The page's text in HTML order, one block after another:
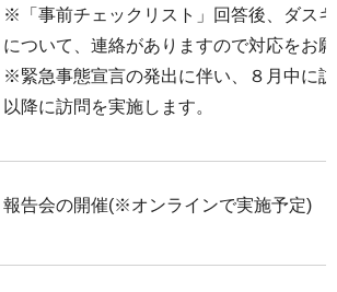
※「事前チェックリスト」回答後、ダス
について、連絡がありますので対応をお
※緊急事態宣言の発出に伴い、８月中に
以降に訪問を実施します。
報告会の開催(※オンラインで実施予定)